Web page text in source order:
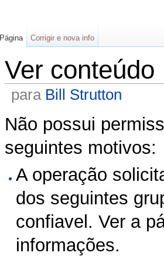
Ver conteúdo
para Bill Strutton
Não possui
seguintes motivos:
A operação
dos seguintes
confiavel. Ver a
informações.
Página Corrigir e nova info